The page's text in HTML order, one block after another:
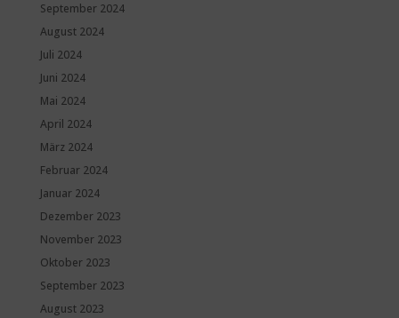
September 2024
August 2024
Juli 2024
Juni 2024
Mai 2024
April 2024
März 2024
Februar 2024
Januar 2024
Dezember 2023
November 2023
Oktober 2023
September 2023
August 2023